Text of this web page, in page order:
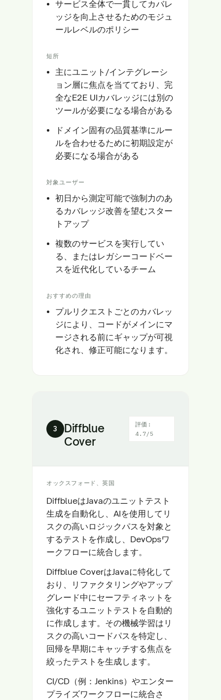
サービス全体で一貫してカバレ
ッジを向上させるためのモジュ
ールレベルのポリシー
短所
主にユニット/インテグレーシ
ョン層に焦点を当てており、完
全なE2E UIカバレッジには別の
ツールが必要になる場合がある
ドメイン固有の品質基準にルー
ルを合わせるために初期設定が
必要になる場合がある
対象ユーザー
初日から測定可能で強制力のあ
るカバレッジ改善を望むスター
トアップ
複数のサービスを実行してい
る、またはレガシーコードベー
スを近代化しているチーム
おすすめの理由
プルリクエストごとのカバレッ
ジにより、コードがメインにマ
ージされる前にギャップが可視
化され、修正可能になります。
3
Diffblue
Cover
評価:
4.7/5
オックスフォード、英国
DiffblueはJavaのユニットテスト
生成を自動化し、AIを使用してリ
スクの高いロジックパスを対象と
するテストを作成し、DevOpsワ
ークフローに統合します。
Diffblue CoverはJavaに特化して
おり、リファクタリングやアップ
グレード中にセーフティネットを
強化するユニットテストを自動的
に作成します。その機械学習はリ
スクの高いコードパスを特定し、
回帰を早期にキャッチする焦点を
絞ったテストを生成します。
CI/CD（例：Jenkins）やエンター
プライズワークフローに統合さ